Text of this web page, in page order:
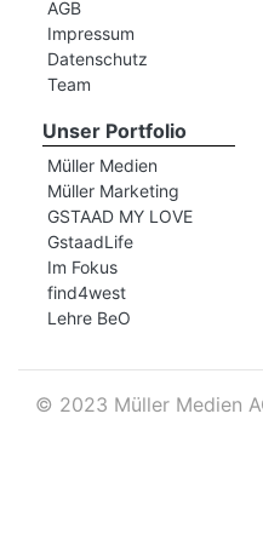
AGB
Impressum
Datenschutz
Team
Unser Portfolio
Müller Medien
Müller Marketing
GSTAAD MY LOVE
GstaadLife
Im Fokus
find4west
Lehre BeO
© 2023 Müller Medien